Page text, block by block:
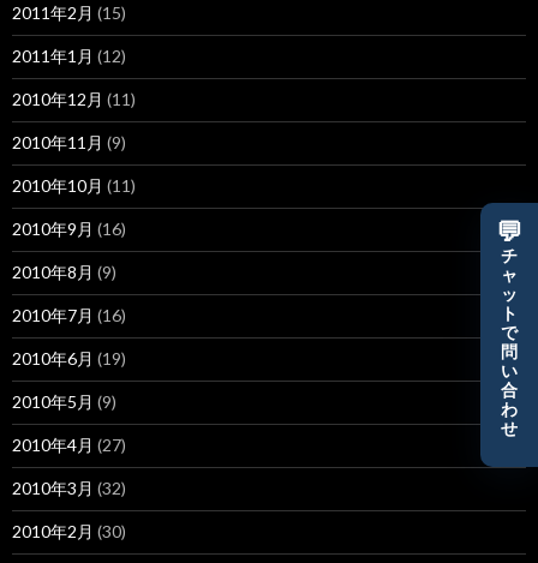
2011年2月 (15)
2011年1月 (12)
2010年12月 (11)
2010年11月 (9)
2010年10月 (11)
2010年9月 (16)
2010年8月 (9)
2010年7月 (16)
2010年6月 (19)
2010年5月 (9)
2010年4月 (27)
2010年3月 (32)
2010年2月 (30)
💬
チ
ャ
ッ
ト
で
問
い
合
わ
せ